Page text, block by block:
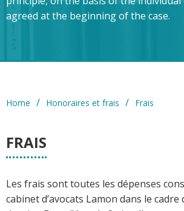
agreed at the beginning of the case.
Home / Honoraires et frais / Frais
FRAIS
Les frais sont toutes les dépenses
cabinet d’avocats Lamon dans le